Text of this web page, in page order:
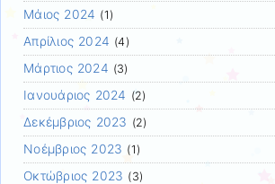
Μάιος 2024 (1)
Απρίλιος 2024 (4)
Μάρτιος 2024 (3)
Ιανουάριος 2024 (2)
Δεκέμβριος 2023 (2)
Νοέμβριος 2023 (1)
Οκτώβριος 2023 (3)